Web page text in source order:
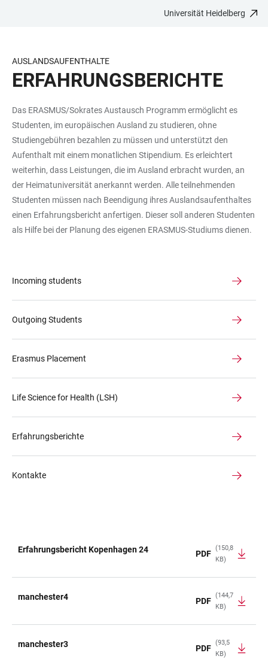
BARRIEREFREIHEIT
Universität Heidelberg
AUSLANDSAUFENTHALTE
ERFAHRUNGSBERICHTE
Das ERASMUS/Sokrates Austausch Programm ermöglicht es
Studenten, im europäischen Ausland zu studieren, ohne
Studiengebühren bezahlen zu müssen und unterstützt den
Aufenthalt mit einem monatlichen Stipendium. Es erleichtert
weiterhin, dass Leistungen, die im Ausland erbracht wurden, an
der Heimatuniversität anerkannt werden. Alle teilnehmenden
Studenten müssen nach Beendigung ihres Auslandsaufenthaltes
einen Erfahrungsbericht anfertigen. Dieser soll anderen Studenten
als Hilfe bei der Planung des eigenen ERASMUS-Studiums dienen.
Incoming students
Outgoing Students
Erasmus Placement
Life Science for Health (LSH)
Erfahrungsberichte
Kontakte
Erfahrungsbericht Kopenhagen 24 PDF
(150,8
KB)
manchester4 PDF
(144,7
KB)
manchester3 PDF
(93,5
KB)